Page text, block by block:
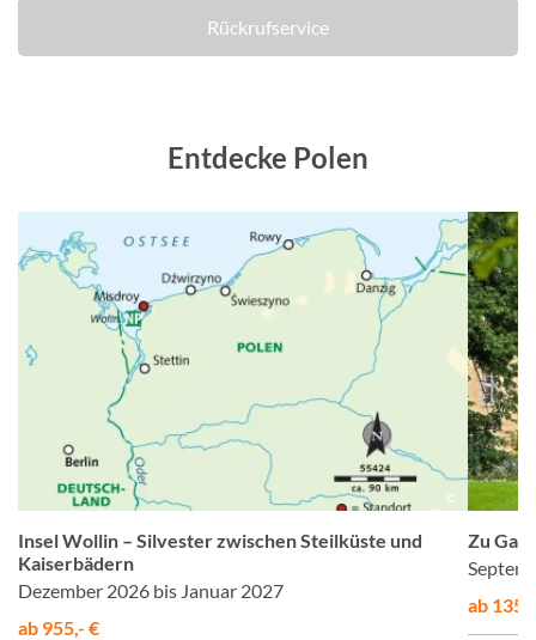
Rückrufservice
Entdecke Polen
©
Insel Wollin – Silvester zwischen Steilküste und
Kaiserbädern
Dezember 2026 bis Januar 2027
ab 955,- €
Zu
ab